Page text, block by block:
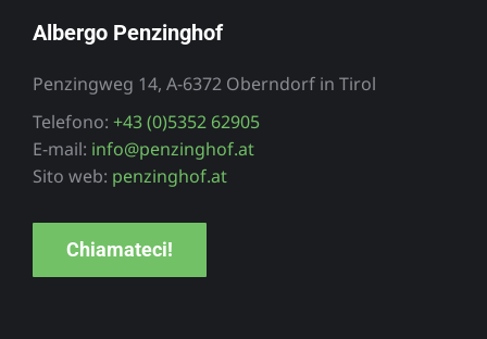
Albergo Penzinghof
Penzingweg 14, A-6372 Oberndorf in Tirol
Telefono: +43 (0)5352 62905
E-mail: info@penzinghof.at
Sito web: penzinghof.at
Chiamateci!